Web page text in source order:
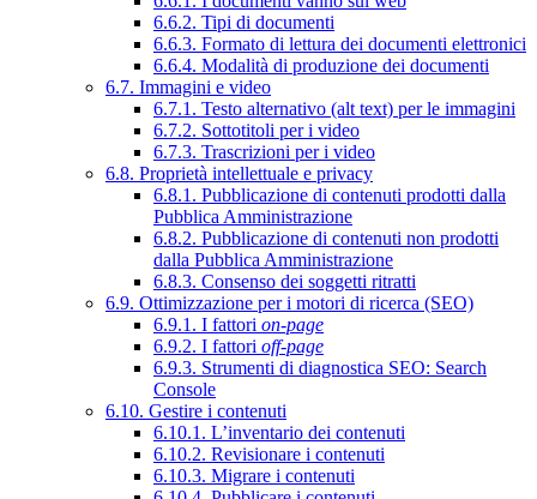
6.6.2. Tipi di documenti
6.6.3. Formato di lettura dei documenti elettronici
6.6.4. Modalità di produzione dei documenti
6.7. Immagini e video
6.7.1. Testo alternativo (alt text) per le immagini
6.7.2. Sottotitoli per i video
6.7.3. Trascrizioni per i video
6.8. Proprietà intellettuale e privacy
6.8.1. Pubblicazione di contenuti prodotti dalla
Pubblica Amministrazione
6.8.2. Pubblicazione di contenuti non prodotti
dalla Pubblica Amministrazione
6.8.3. Consenso dei soggetti ritratti
6.9. Ottimizzazione per i motori di ricerca (SEO)
6.9.1. I fattori on-page
6.9.2. I fattori off-page
6.9.3. Strumenti di diagnostica SEO: Search
Console
6.10. Gestire i contenuti
6.10.1. L’inventario dei contenuti
6.10.2. Revisionare i contenuti
6.10.3. Migrare i contenuti